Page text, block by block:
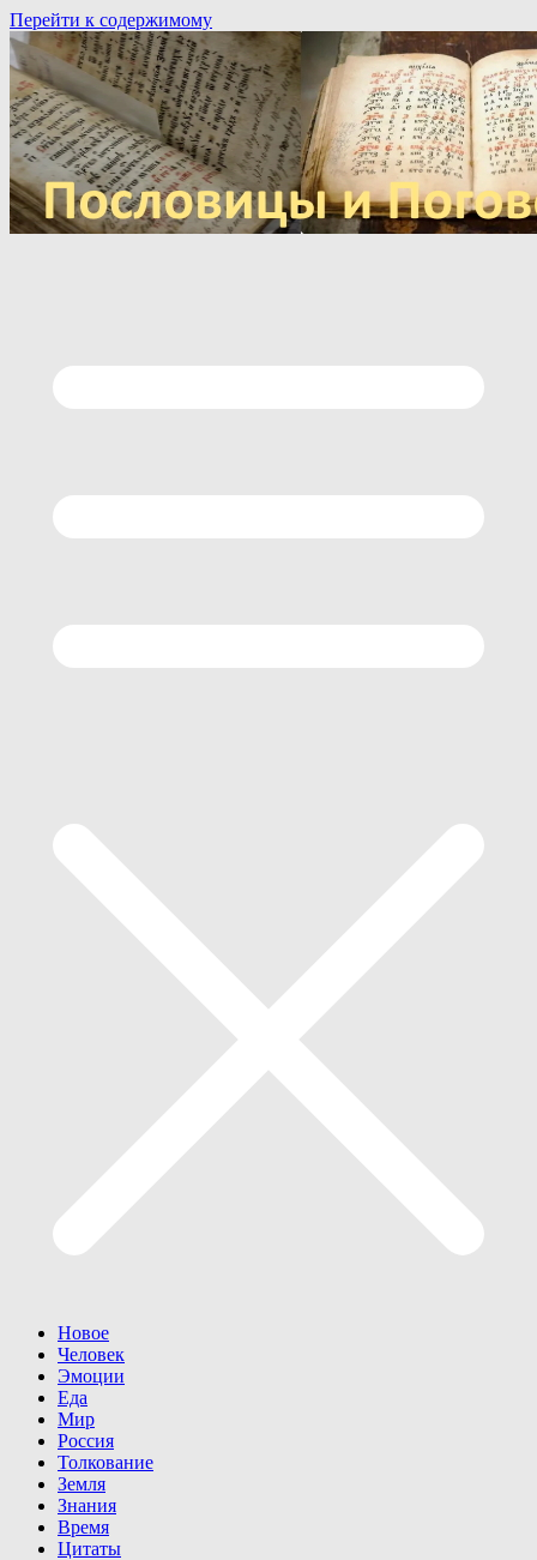
Перейти к содержимому
Новое
Человек
Эмоции
Еда
Мир
Россия
Толкование
Земля
Знания
Время
Цитаты